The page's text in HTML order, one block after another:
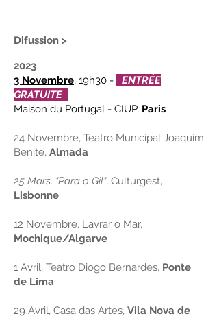
Difussion >
2023
3 Novembre, 19h30 -
ENTRÉE
GRATUITE
Maison du Portugal - CIUP, Paris
24 Novembre, Teatro Municipal Joaquim
Benite, Almada
25 Mars, "Para o Gil", Culturgest,
Lisbonne
12 Novembre, Lavrar o Mar,
Mochique/Algarve
1 Avril, Teatro Diogo Bernardes, Ponte
de Lima
29 Avril, Casa das Artes, Vila Nova de